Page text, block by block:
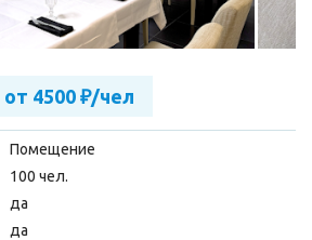
от 4500 ₽/чел
Помещение
100 чел.
да
да